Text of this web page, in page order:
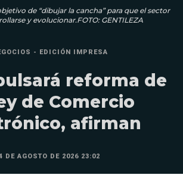
de “dibujar la cancha” para que el sector
y evolucionar.FOTO: GENTILEZA
- EDICIÓN IMPRESA
reforma de
de Comercio
afirman
DE AGOSTO DE 2026 23:02